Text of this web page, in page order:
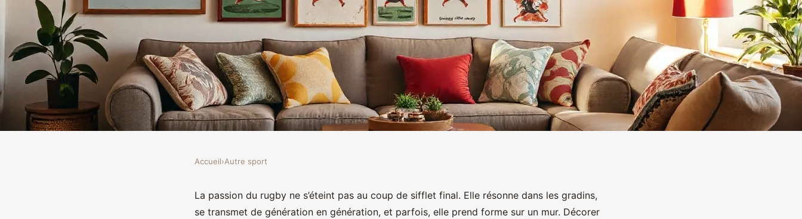
5 idées créatives pour égayer votre
Accueil›Autre sport
La passion du rugby ne s’éteint pas au coup de sifflet final. Elle résonne dans les gradins,
se transmet de génération en génération, et parfois, elle prend forme sur un mur. Décorer